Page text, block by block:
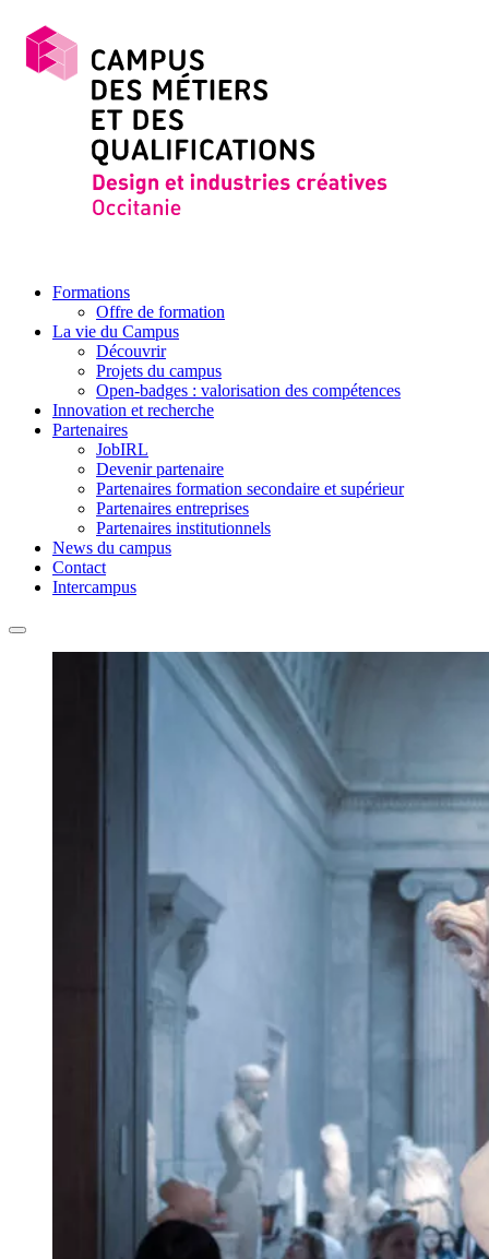
Formations
Offre de formation
La vie du Campus
Découvrir
Projets du campus
Open-badges : valorisation des compétences
Innovation et recherche
Partenaires
JobIRL
Devenir partenaire
Partenaires formation secondaire et supérieur
Partenaires entreprises
Partenaires institutionnels
News du campus
Contact
Intercampus